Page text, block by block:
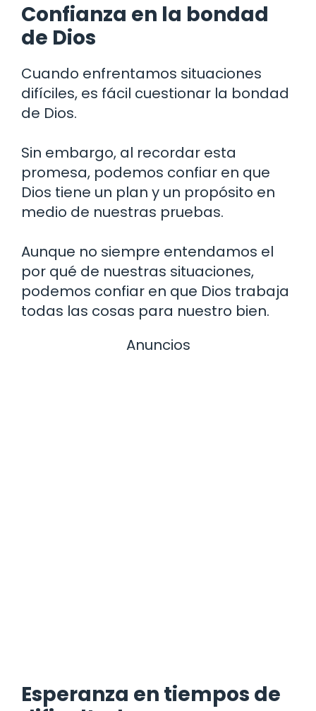
Confianza en la bondad
de Dios
Cuando enfrentamos situaciones
difíciles, es fácil cuestionar la bondad
de Dios.
Sin embargo, al recordar esta
promesa, podemos confiar en que
Dios tiene un plan y un propósito en
medio de nuestras pruebas.
Aunque no siempre entendamos el
por qué de nuestras situaciones,
podemos confiar en que Dios trabaja
todas las cosas para nuestro bien.
Anuncios
Esperanza en tiempos de